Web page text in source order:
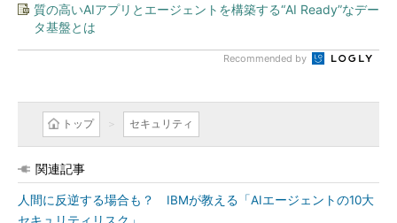
質の高いAIアプリとエージェントを構築する“AI Ready”なデー
タ基盤とは
Recommended by
トップ セキュリティ
関連記事
人間に反逆する場合も？ IBMが教える「AIエージェントの10大